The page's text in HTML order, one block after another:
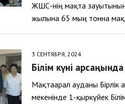
ЖШС-нің мақта
жылына 65 мың тонна
3 СЕНТЯБРЯ, 2024
Білім күні
Мақтаарал ауданы Бірлік
мекенінде 1-қыркүйек